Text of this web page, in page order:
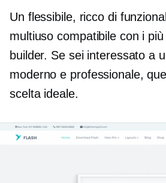
Un flessibile, ricco di
multiuso compatibile con i
builder. Se sei interessato a
moderno e professionale,
scelta ideale.